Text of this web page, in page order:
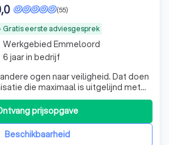
Gratis eerste adviesgesprek
(55)
ogen naar veiligheid. Dat doen
die maximaal is uitgelijnd met
van onze klanten.
Beschikbaarheid
prijsopgave
Werkgebied Emmeloord
6 jaar in bedrijf